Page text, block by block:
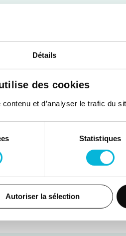
Détails
des cookies
et d’analyser le trafic du
Statistiques
Autoriser la sélection
Liège